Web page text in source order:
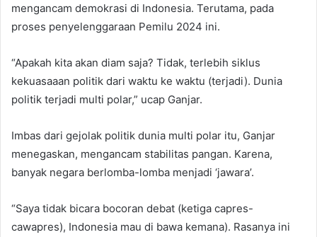
mengancam demokrasi di Indonesia. Terutama, pada
proses penyelenggaraan Pemilu 2024 ini.
“Apakah kita akan diam saja? Tidak, terlebih siklus
kekuasaaan politik dari waktu ke waktu (terjadi). Dunia
politik terjadi multi polar,” ucap Ganjar.
Imbas dari gejolak politik dunia multi polar itu, Ganjar
menegaskan, mengancam stabilitas pangan. Karena,
banyak negara berlomba-lomba menjadi ‘jawara’.
“Saya tidak bicara bocoran debat (ketiga capres-
cawapres), Indonesia mau di bawa kemana). Rasanya ini